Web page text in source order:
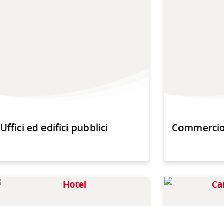
Uffici ed edifici pubblici